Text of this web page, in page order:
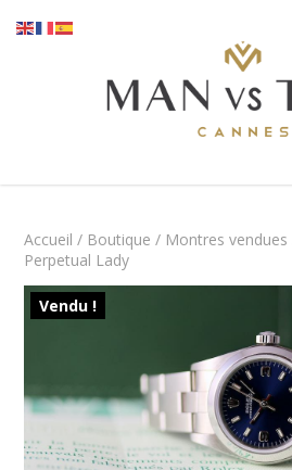
Accueil / Boutique / Montres vendues
Perpetual Lady
Vendu !